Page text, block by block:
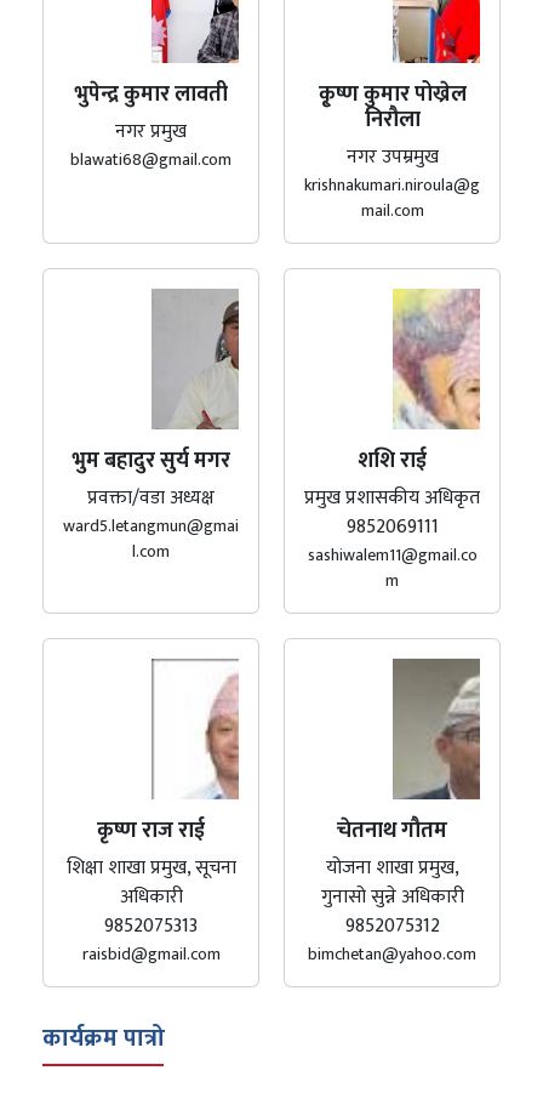
भुपेन्द्र कुमार लावती
नगर प्रमुख
blawati68@gmail.com
कृ्ष्ण कुमार पोख्रेल
निरौला
नगर उपम्रमुख
krishnakumari.niroula@g
mail.com
भुम बहादुर सुर्य मगर
प्रवक्ता/वडा अध्यक्ष
ward5.letangmun@gmai
l.com
शशि राई
प्रमुख प्रशासकीय अधिकृत
9852069111
sashiwalem11@gmail.co
m
कृष्ण राज राई
शिक्षा शाखा प्रमुख, सूचना
अधिकारी
9852075313
raisbid@gmail.com
चेतनाथ गौतम
योजना शाखा प्रमुख,
गुनासो सुन्ने अधिकारी
9852075312
bimchetan@yahoo.com
कार्यक्रम पात्रो